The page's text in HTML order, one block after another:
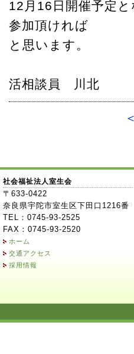
12月16日開催予定
参加頂ければ
と思います。
活相談員 川北
社会福祉法人室生会
〒633-0422
奈良県宇陀市室生区下田口1216番
TEL：0745-93-2525
FAX：0745-93-2520
ホーム
交通アクセス
採用情報